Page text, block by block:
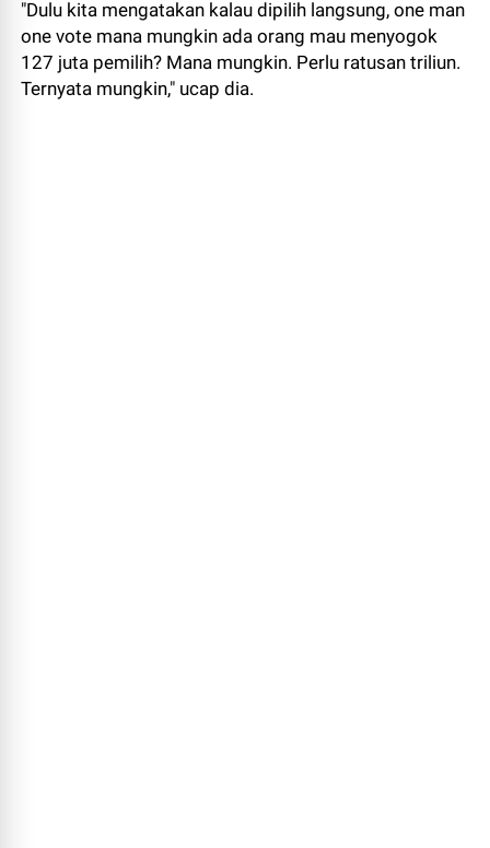
"Dulu kita mengatakan kalau dipilih langsung, one man
one vote mana mungkin ada orang mau menyogok
127 juta pemilih? Mana mungkin. Perlu ratusan triliun.
Ternyata mungkin," ucap dia.